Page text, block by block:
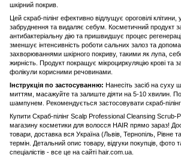
шкірний покрив.
Цей скраб-пілінг ефективно відлущує ороговілі клітини,
забруднення та видаляє себум. Косметичний продукт
антибактеріальну дію та пришвидшує процес
зменшує інтенсивність роботи сальних залоз та
захворюваннями шкірного покриву, такими як лупа,
жирність. Продукт покращує мікроциркуляцію крові та
фолікули корисними речовинами.
Інструкція по застосуванню: Нанесіть засіб на суху
миттям, масажуйте та залиште діяти на 5-10 хвилин.
шампунем. Рекомендується застосовувати скраб-
Купити Скраб-пілінг Scalp Professional Cleansing Scrub-
магазину косметики для волосся HAIR прямо зараз!
товари, доставка вся Україна (Львів, Тернопіль, Рівне
термін. Детальний опис товару, відгуки покупців, фото
спеціалістів - все це на сайті hair.com.ua.